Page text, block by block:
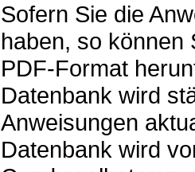
Sofern Sie die
haben, so können
PDF-Format
Datenbank wird
Anweisungen
Datenbank wird